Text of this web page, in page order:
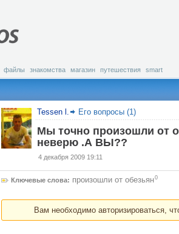
файлы знакомства магазин путешествия smart
Tessen l. Его вопросы (1)
Мы точно произошли от
неверю .А ВЫ??
4 декабря 2009 19:11
Ключевые слова: произошли от обезьян0
Вам необходимо авторизироваться,